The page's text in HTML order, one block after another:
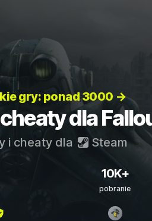
gry: ponad 3000 →
dla
i cheaty dla Steam
10K+
pobranie